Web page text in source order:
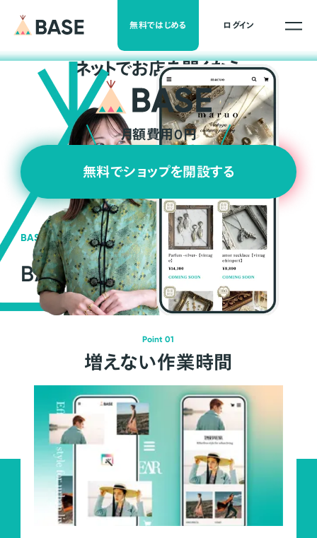
無料ではじめる ログイン
ネットでお店を開くなら
月額費用0円
無料でショップを開設する
BASEの強み
BASEが強い3つの理由
Point 01
増えない作業時間